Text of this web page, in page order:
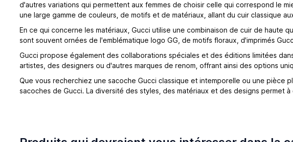
d'autres variations qui permettent aux femmes de choisir celle qui correspond le
une large gamme de couleurs, de motifs et de matériaux, allant du cuir classique
En ce qui concerne les matériaux, Gucci utilise une combinaison de cuir de haute
sont souvent ornées de l'emblématique logo GG, de motifs floraux, d'imprimés
Gucci propose également des collaborations spéciales et des éditions limitées
artistes, des designers ou d'autres marques de renom, offrant ainsi des options
Que vous recherchiez une sacoche Gucci classique et intemporelle ou une pièce
sacoches de Gucci. La diversité des styles, des matériaux et des designs permet